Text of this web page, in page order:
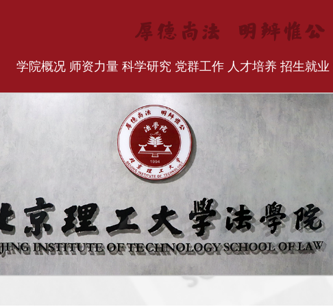
学院概况 师资力量 科学研究 党群工作 人才培养 招生就业